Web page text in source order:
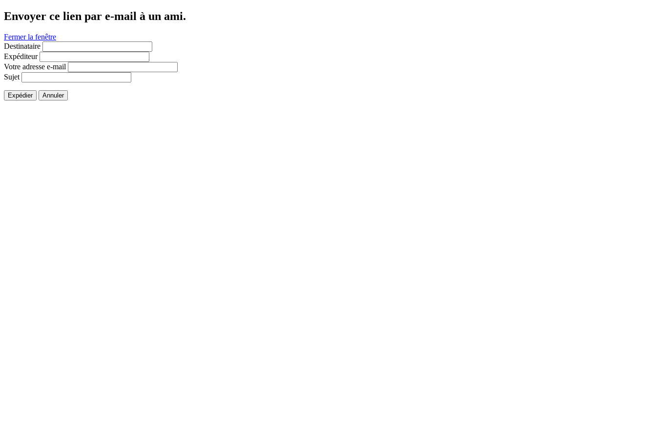
Envoyer ce lien par e-mail à un ami.
Fermer la fenêtre
Destinataire
Expéditeur
Votre adresse e-mail
Sujet
Expédier Annuler